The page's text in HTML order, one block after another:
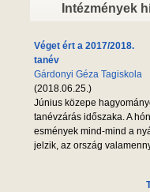
Intézmények
Véget ért a 2017/2018.
tanév
Gárdonyi Géza Tagiskola
(2018.06.25.)
Június közepe
tanévzárás időszaka. A
esmények mind-mind a
jelzik, az ország